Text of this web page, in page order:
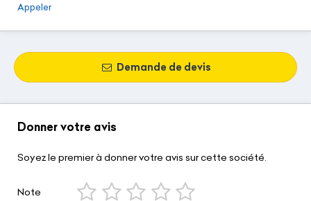
Appeler
Demande de devis
Donner votre avis
Soyez le premier à donner votre avis sur cette société.
Note